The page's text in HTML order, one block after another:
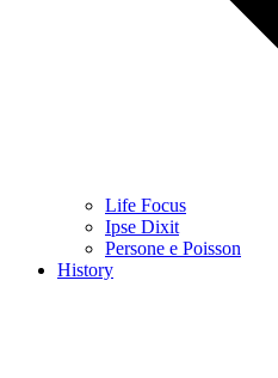
Life Focus
Ipse Dixit
Persone e Poisson
History